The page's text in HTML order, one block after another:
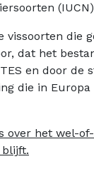
vissoorten
dat het
en door de
die in
het wel-